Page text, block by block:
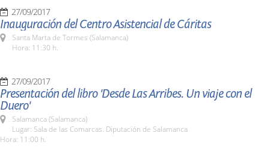
27/09/2017
Inauguración del Centro Asistencial de Cáritas
Santa Marta de Tormes (Salamanca)
Hora: 11:30 h.
27/09/2017
Presentación del libro 'Desde Las Arribes. Un viaje con el
Duero'
Salamanca (Salamanca)
Lugar: Sala de las Comarcas. Diputación de Salamanca
Hora: 11:00 h.